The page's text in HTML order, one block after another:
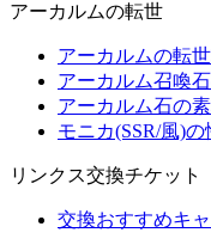
アーカルムの転世
アーカルムの転
アーカルム召喚
アーカルム石の
モニカ(SSR/風)の
リンクス交換チケット
交換おすすめキ